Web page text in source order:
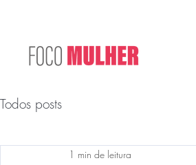
Todos posts
1 min de leitura